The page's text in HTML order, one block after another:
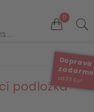
0
Doprava
od 35 Eur
podložka